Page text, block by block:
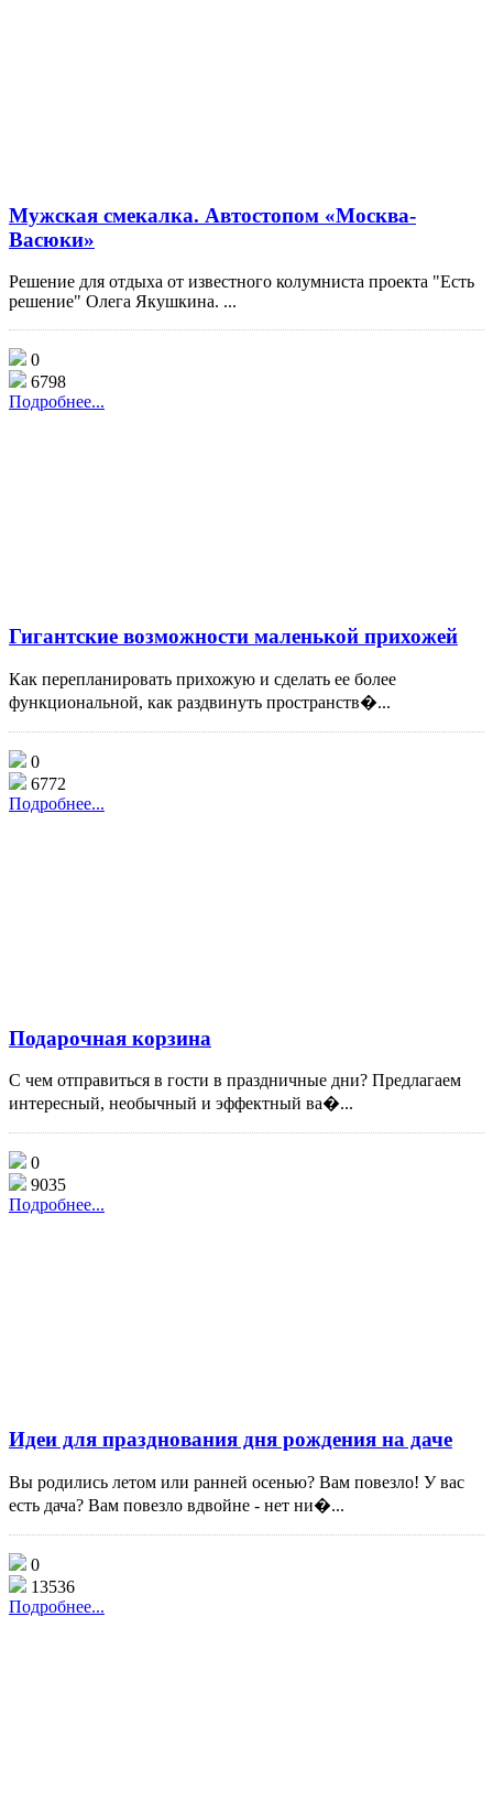
Мужская смекалка. Автостопом «Москва-
Васюки»
Решение для отдыха от известного колумниста проекта "Есть
решение" Олега Якушкина. ...
0
6798
Подробнее...
Гигантские возможности маленькой прихожей
Как перепланировать прихожую и сделать ее более
функциональной, как раздвинуть пространств�...
0
6772
Подробнее...
Подарочная корзина
С чем отправиться в гости в праздничные дни? Предлагаем
интересный, необычный и эффектный ва�...
0
9035
Подробнее...
Идеи для празднования дня рождения на даче
Вы родились летом или ранней осенью? Вам повезло! У вас
есть дача? Вам повезло вдвойне - нет ни�...
0
13536
Подробнее...